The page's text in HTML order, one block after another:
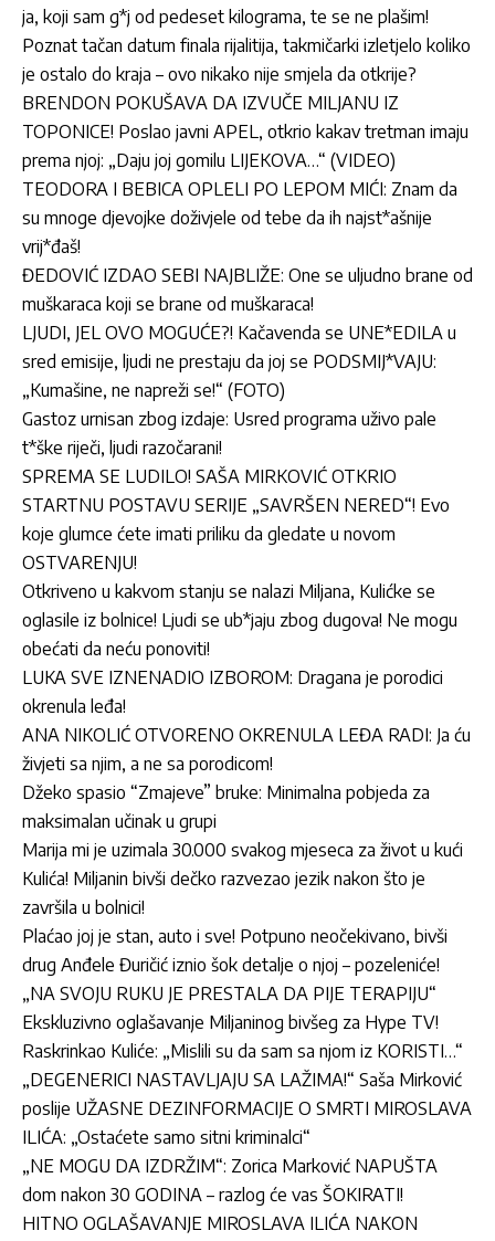
ja, koji sam g*j od pedeset kilograma, te se ne plašim!
Poznat tačan datum finala rijalitija, takmičarki izletjelo koliko
je ostalo do kraja – ovo nikako nije smjela da otkrije?
BRENDON POKUŠAVA DA IZVUČE MILJANU IZ
TOPONICE! Poslao javni APEL, otkrio kakav tretman imaju
prema njoj: „Daju joj gomilu LIJEKOVA…“ (VIDEO)
TEODORA I BEBICA OPLELI PO LEPOM MIĆI: Znam da
su mnoge djevojke doživjele od tebe da ih najst*ašnije
vrij*đaš!
ĐEDOVIĆ IZDAO SEBI NAJBLIŽE: One se uljudno brane od
muškaraca koji se brane od muškaraca!
LJUDI, JEL OVO MOGUĆE?! Kačavenda se UNE*EDILA u
sred emisije, ljudi ne prestaju da joj se PODSMIJ*VAJU:
„Kumašine, ne napreži se!“ (FOTO)
Gastoz urnisan zbog izdaje: Usred programa uživo pale
t*ške riječi, ljudi razočarani!
SPREMA SE LUDILO! SAŠA MIRKOVIĆ OTKRIO
STARTNU POSTAVU SERIJE „SAVRŠEN NERED“! Evo
koje glumce ćete imati priliku da gledate u novom
OSTVARENJU!
Otkriveno u kakvom stanju se nalazi Miljana, Kulićke se
oglasile iz bolnice! Ljudi se ub*jaju zbog dugova! Ne mogu
obećati da neću ponoviti!
LUKA SVE IZNENADIO IZBOROM: Dragana je porodici
okrenula leđa!
ANA NIKOLIĆ OTVORENO OKRENULA LEĐA RADI: Ja ću
živjeti sa njim, a ne sa porodicom!
Džeko spasio “Zmajeve” bruke: Minimalna pobjeda za
maksimalan učinak u grupi
Marija mi je uzimala 30.000 svakog mjeseca za život u kući
Kulića! Miljanin bivši dečko razvezao jezik nakon što je
završila u bolnici!
Plaćao joj je stan, auto i sve! Potpuno neočekivano, bivši
drug Anđele Đuričić iznio šok detalje o njoj – pozeleniće!
„NA SVOJU RUKU JE PRESTALA DA PIJE TERAPIJU“
Ekskluzivno oglašavanje Miljaninog bivšeg za Hype TV!
Raskrinkao Kuliće: „Mislili su da sam sa njom iz KORISTI…“
„DEGENERICI NASTAVLJAJU SA LAŽIMA!“ Saša Mirković
poslije UŽASNE DEZINFORMACIJE O SMRTI MIROSLAVA
ILIĆA: „Ostaćete samo sitni kriminalci“
„NE MOGU DA IZDRŽIM“: Zorica Marković NAPUŠTA
dom nakon 30 GODINA – razlog će vas ŠOKIRATI!
HITNO OGLAŠAVANJE MIROSLAVA ILIĆA NAKON